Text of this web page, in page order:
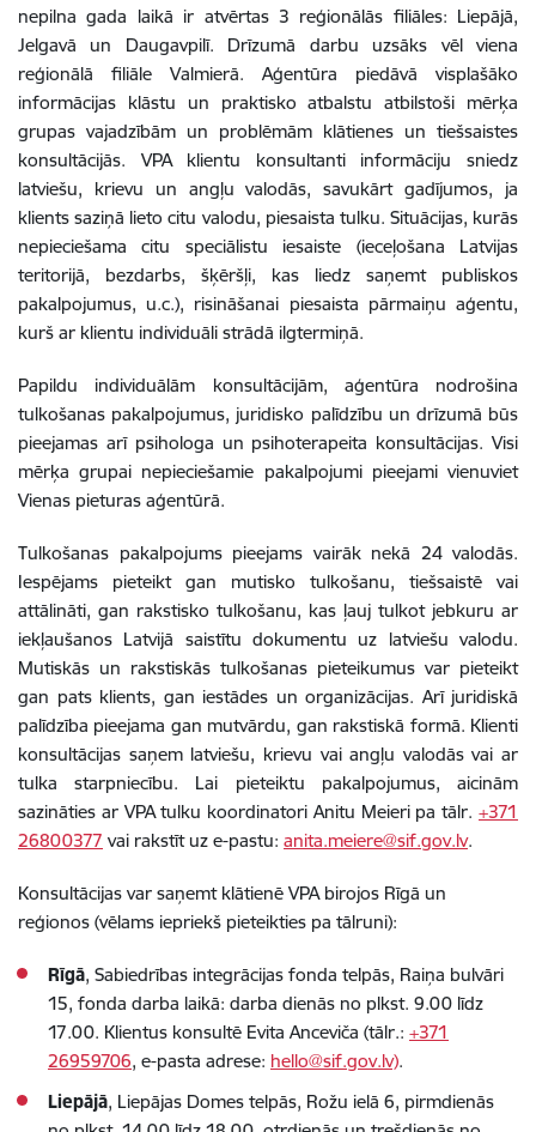
nepilna gada laikā ir atvērtas 3 reģionālās filiāles: Liepājā,
Jelgavā un Daugavpilī. Drīzumā darbu uzsāks vēl viena
reģionālā filiāle Valmierā. Aģentūra piedāvā visplašāko
informācijas klāstu un praktisko atbalstu atbilstoši mērķa
grupas vajadzībām un problēmām klātienes un tiešsaistes
konsultācijās. VPA klientu konsultanti informāciju sniedz
latviešu, krievu un angļu valodās, savukārt gadījumos, ja
klients saziņā lieto citu valodu, piesaista tulku. Situācijas, kurās
nepieciešama citu speciālistu iesaiste (ieceļošana Latvijas
teritorijā, bezdarbs, šķēršļi, kas liedz saņemt publiskos
pakalpojumus, u.c.), risināšanai piesaista pārmaiņu aģentu,
kurš ar klientu individuāli strādā ilgtermiņā.
Papildu individuālām konsultācijām, aģentūra nodrošina
tulkošanas pakalpojumus, juridisko palīdzību un drīzumā būs
pieejamas arī psihologa un psihoterapeita konsultācijas. Visi
mērķa grupai nepieciešamie pakalpojumi pieejami vienuviet
Vienas pieturas aģentūrā.
Tulkošanas pakalpojums pieejams vairāk nekā 24 valodās.
Iespējams pieteikt gan mutisko tulkošanu, tiešsaistē vai
attālināti, gan rakstisko tulkošanu, kas ļauj tulkot jebkuru ar
iekļaušanos Latvijā saistītu dokumentu uz latviešu valodu.
Mutiskās un rakstiskās tulkošanas pieteikumus var pieteikt
gan pats klients, gan iestādes un organizācijas. Arī juridiskā
palīdzība pieejama gan mutvārdu, gan rakstiskā formā. Klienti
konsultācijas saņem latviešu, krievu vai angļu valodās vai ar
tulka starpniecību. Lai pieteiktu pakalpojumus, aicinām
sazināties ar VPA tulku koordinatori Anitu Meieri pa tālr. +371
26800377 vai rakstīt uz e-pastu: anita.meiere@sif.gov.lv.
Konsultācijas var saņemt klātienē VPA birojos Rīgā un
reģionos (vēlams iepriekš pieteikties pa tālruni):
Rīgā, Sabiedrības integrācijas fonda telpās, Raiņa bulvāri
15, fonda darba laikā: darba dienās no plkst. 9.00 līdz
17.00. Klientus konsultē Evita Anceviča (tālr.: +371
26959706, e-pasta adrese: hello@sif.gov.lv).
Liepājā, Liepājas Domes telpās, Rožu ielā 6, pirmdienās